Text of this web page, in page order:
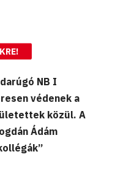
NB I
védenek a
közül. A
Ádám